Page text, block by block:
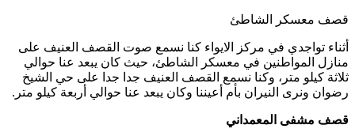
قصف معسكر الشاطئ
أثناء تواجدي في مركز الايواء كنا نسمع صوت القصف العنيف على
منازل المواطنين في معسكر الشاطئ، حيث كان يبعد عنا حوالي
ثلاثة كيلو متر، وكنا نسمع القصف العنيف جدا جدا على حي الشيخ
رضوان ونرى النيران بأم أعيننا وكان يبعد عنا حوالي أربعة كيلو متر.
قصف مشفى المعمداني